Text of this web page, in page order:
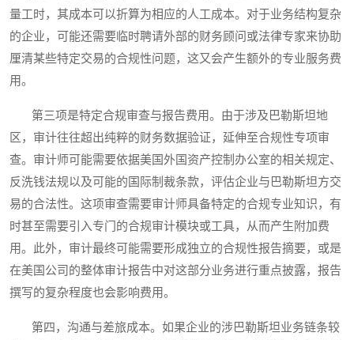
量工时，其成本可以折算为相应的人工成本。对于业务结构复杂
的企业，可能还需要临时聘请外部的财务顾问或法律专家来协助
厘清某些特定交易的合规性问题，这又会产生额外的专业服务费
用。
第三项是特定合规审查与报告费用。由于涉及巴勒斯坦地
区，审计往往超出纯粹的财务数据验证，延伸至合规性专项审
查。审计师可能需要依据美国外国资产控制办公室的相关规定、
反洗钱法规以及可能的国际制裁条款，评估企业与巴勒斯坦方交
易的合法性。这项审查需要审计师具备特定的合规专业知识，有
时甚至需要引入专门的合规审计模块或工具，从而产生附加费
用。此外，审计最终可能需要形成独立的合规性报告摘要，或是
在美国公司的整体审计报告中对这部分业务进行重点披露，报告
撰写的复杂程度也会影响费用。
第四，沟通与差旅成本。如果企业的涉巴勒斯坦业务链条较